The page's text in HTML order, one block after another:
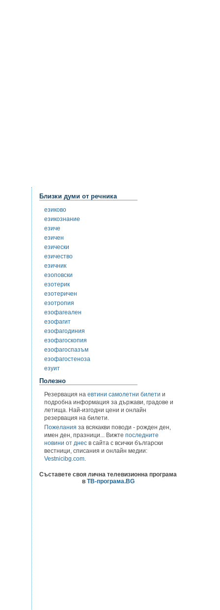
Близки думи от речника
езиково
езикознание
езиче
езичен
езически
езичество
езичник
езоповски
езотерик
езотеричен
езотропия
езофагеален
езофагит
езофагодиния
езофагоскопия
езофагоспазъм
езофагостеноза
езуит
Полезно
Резервация на евтини самолетни билети и
подробна информация за държави, градове и
летища. Най-изгодни цени и онлайн
резервация на билети.
Пожелания за всякакви поводи - рожден ден,
имен ден, празници... Вижте последните
новини от днес в сайта с всички български
вестници, списания и онлайн медии:
Vestnicibg.com.
Съставете своя лична телевизионна програма
в ТВ-програма.BG